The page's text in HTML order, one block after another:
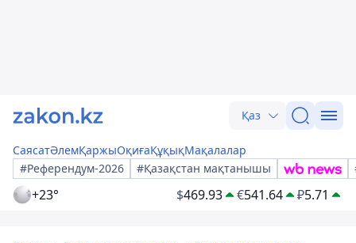
Қаз
СаясатӘлемҚаржыОқиғаҚұқықМақалалар
#Референдум-2026
#Қазақстан мақтанышы
+23° $469.93 €541.64 ₽5.71